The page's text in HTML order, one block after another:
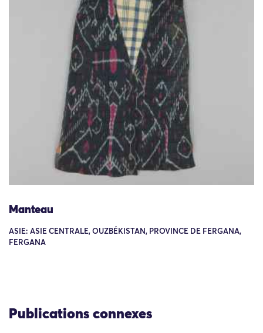
Manteau
ASIE: ASIE CENTRALE, OUZBÉKISTAN, PROVINCE DE FERGANA,
FERGANA
Publications connexes